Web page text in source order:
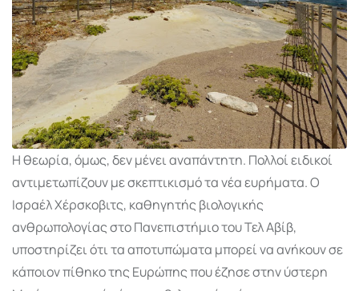
Η θεωρία, όμως, δεν μένει αναπάντητη. Πολλοί ειδικοί
αντιμετωπίζουν με σκεπτικισμό τα νέα ευρήματα. Ο
Ισραέλ Χέρσκοβιτς, καθηγητής βιολογικής
ανθρωπολογίας στο Πανεπιστήμιο του Τελ Αβίβ,
υποστηρίζει ότι τα αποτυπώματα μπορεί να ανήκουν σε
κάποιον πίθηκο της Ευρώπης που έζησε στην ύστερη